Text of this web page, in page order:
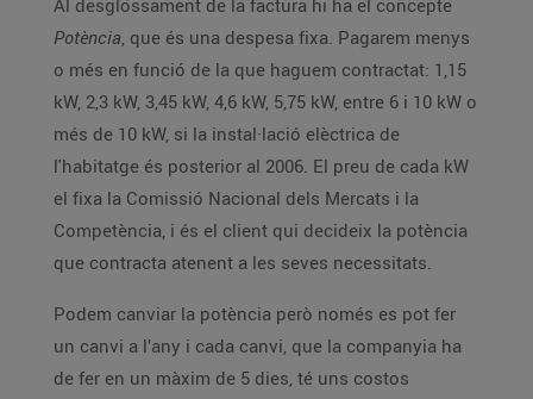
Al desglossament de la factura hi ha el concepte
Potència, que és una despesa fixa. Pagarem menys
o més en funció de la que haguem contractat: 1,15
kW, 2,3 kW, 3,45 kW, 4,6 kW, 5,75 kW, entre 6 i 10 kW o
més de 10 kW, si la instal·lació elèctrica de
l'habitatge és posterior al 2006. El preu de cada kW
el fixa la Comissió Nacional dels Mercats i la
Competència, i és el client qui decideix la potència
que contracta atenent a les seves necessitats.
Podem canviar la potència però només es pot fer
un canvi a l’any i cada canvi, que la companyia ha
de fer en un màxim de 5 dies, té uns costos